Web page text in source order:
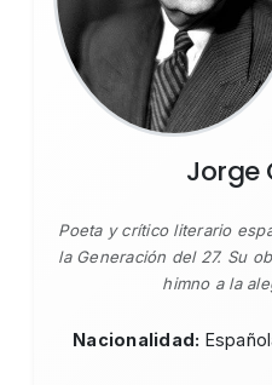
Jorge
Poeta y crítico literario
la Generación del 27. Su
himno a la
Nacionalidad: